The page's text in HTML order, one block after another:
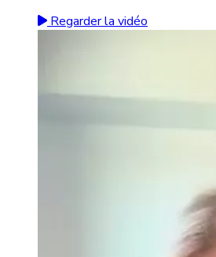
Regarder la vidéo